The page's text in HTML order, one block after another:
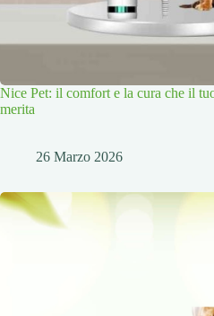
Nice Pet: il comfort e la cura che il
merita
26 Marzo 2026